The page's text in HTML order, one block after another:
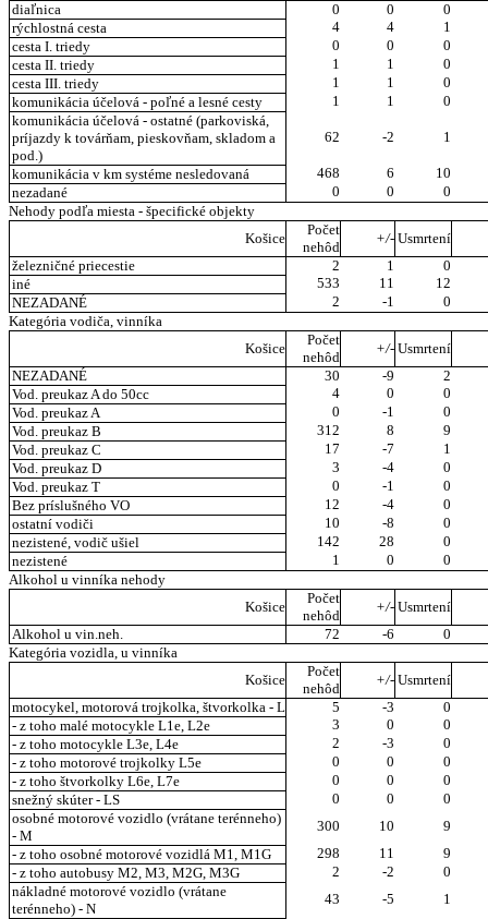
diaľnica
0 0
0
rýchlostná cesta
4 4
1
cesta I. triedy
0 0
0
cesta II. triedy
1 1
0
cesta III. triedy
1 1
0
komunikácia účelová - poľné a lesné cesty
1 1
0
komunikácia účelová - ostatné (parkoviská,
príjazdy k továrňam, pieskovňam, skladom a
pod.)
62 -2 1
komunikácia v km systéme nesledovaná 468 6
10
nezadané
0 0
0
Nehody podľa miesta - špecifické objekty
Košice
Počet
nehôd
+/- Usmrtení
železničné priecestie
2 1
0
iné
533 11
12
NEZADANÉ
2 -1
0
Kategória vodiča, vinníka
Košice
Počet
nehôd
+/- Usmrtení
NEZADANÉ
30 -9
2
Vod. preukaz A do 50cc
4 0
0
Vod. preukaz A
0 -1
0
Vod. preukaz B
312 8
9
Vod. preukaz C
17 -7
1
Vod. preukaz D
3 -4
0
Vod. preukaz T
0 -1
0
Bez príslušného VO
12 -4
0
ostatní vodiči
10 -8
0
nezistené, vodič ušiel
142 28
0
nezistené
1 0
0
Alkohol u vinníka nehody
Košice
Počet
nehôd
+/- Usmrtení
Alkohol u vin.neh.
72 -6
0
Kategória vozidla, u vinníka
Košice
Počet
nehôd
+/- Usmrtení
motocykel, motorová trojkolka, štvorkolka - L
5 -3
0
- z toho malé motocykle L1e, L2e
3 0
0
- z toho motocykle L3e, L4e
2 -3
0
- z toho motorové trojkolky L5e
0 0
0
- z toho štvorkolky L6e, L7e
0 0
0
snežný skúter - LS
0 0
0
osobné motorové vozidlo (vrátane terénneho)
- M
300 10
9
- z toho osobné motorové vozidlá M1, M1G
298 11
9
- z toho autobusy M2, M3, M2G, M3G
2 -2
0
nákladné motorové vozidlo (vrátane
terénneho) - N
43 -5
1